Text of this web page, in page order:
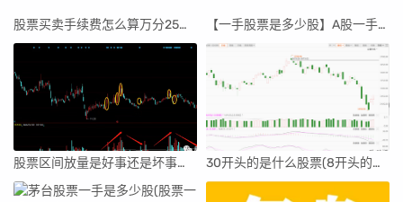
股票买卖手续费怎么算万分25【股票买卖手续费怎么算】 【一手股票是多少股】A股一手股票是多少股
股票区间放量是好事还是坏事【区间放量是什么意思】 30开头的是什么股票(8开头的股票是什么股票)